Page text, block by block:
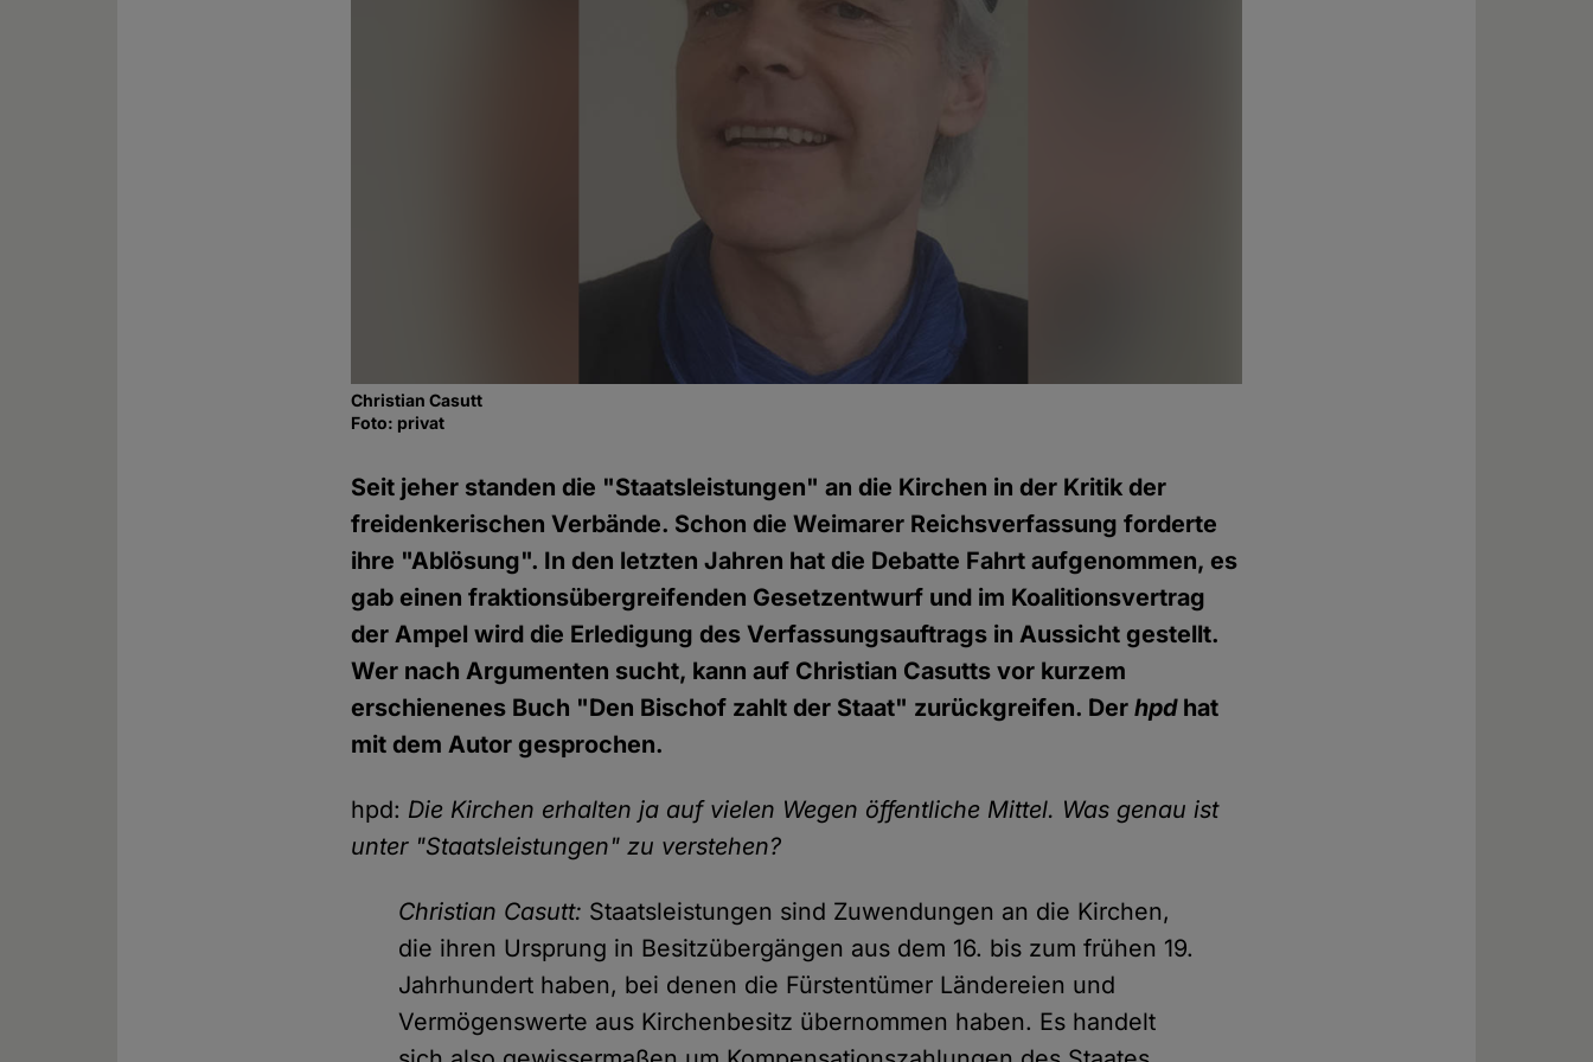
Christian Casutt
Foto: privat
Seit jeher standen die "Staatsleistungen" an die Kirchen in der Kritik der
freidenkerischen Verbände. Schon die Weimarer Reichsverfassung forderte
ihre "Ablösung". In den letzten Jahren hat die Debatte Fahrt aufgenommen, es
gab einen fraktionsübergreifenden Gesetzentwurf und im Koalitionsvertrag
der Ampel wird die Erledigung des Verfassungsauftrags in Aussicht gestellt.
Wer nach Argumenten sucht, kann auf Christian Casutts vor kurzem
erschienenes Buch "Den Bischof zahlt der Staat" zurückgreifen. Derhpdhat
mit dem Autor gesprochen.
hpd: Die Kirchen erhalten ja auf vielen Wegen öffentliche Mittel. Was genau ist
unter "Staatsleistungen" zu verstehen?
Christian Casutt: Staatsleistungen sind Zuwendungen an die Kirchen,
die ihren Ursprung in Besitzübergängen aus dem 16. bis zum frühen 19.
Jahrhundert haben, bei denen die Fürstentümer Ländereien und
Vermögenswerte aus Kirchenbesitz übernommen haben. Es handelt